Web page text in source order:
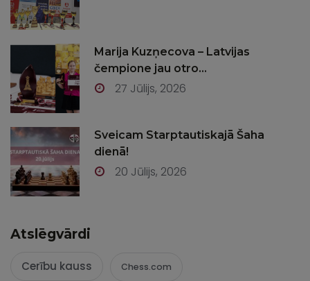
Marija Kuzņecova – Latvijas
čempione jau otro...
27 Jūlijs, 2026
Sveicam Starptautiskajā Šaha
dienā!
20 Jūlijs, 2026
Atslēgvārdi
Cerību kauss Chess.com